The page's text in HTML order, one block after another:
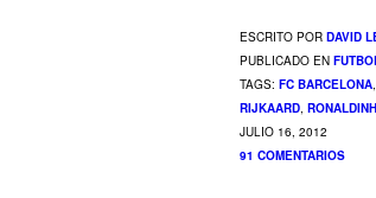
ESCRITO POR DAVID
PUBLICADO EN
TAGS: FC BARCELONA,
RIJKAARD,
JULIO 16, 2012
91 COMENTARIOS